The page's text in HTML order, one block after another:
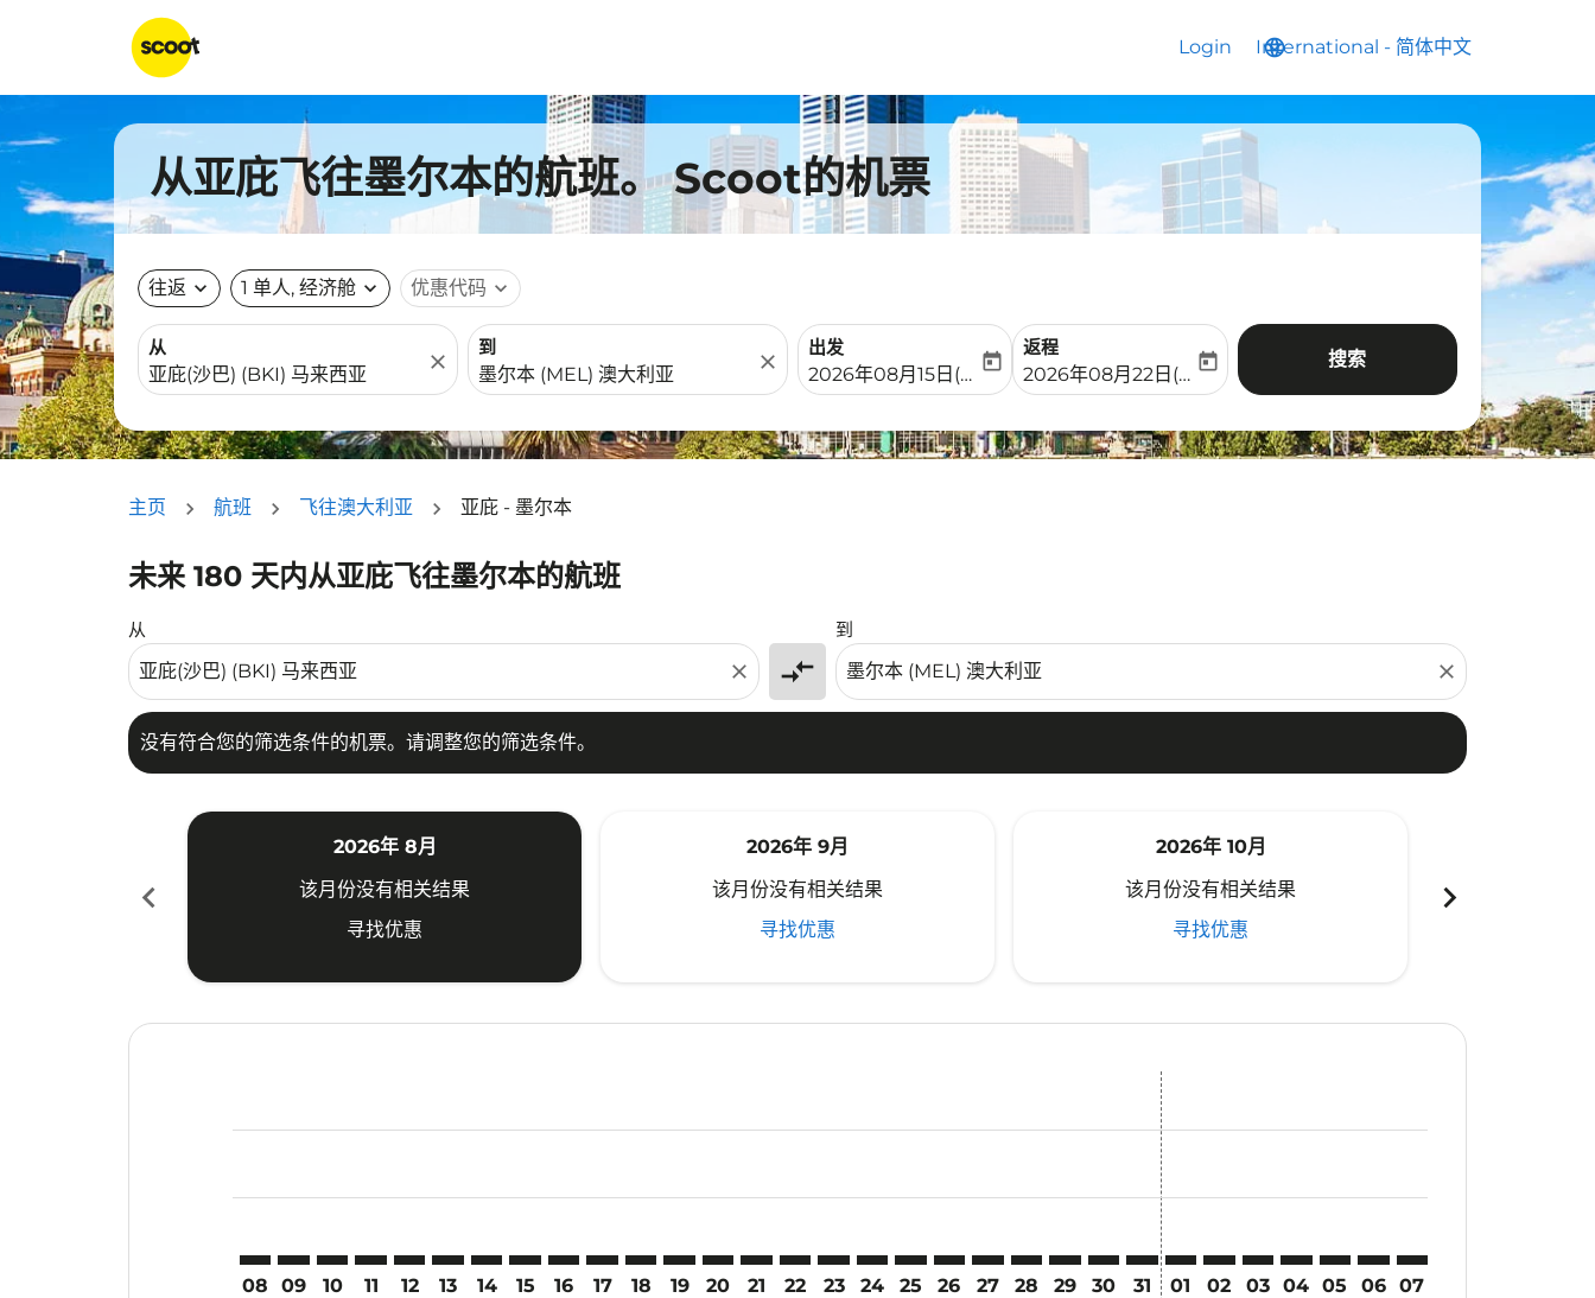
Login language
International - 简体中文
keyboard_arrow_down
从亚庇飞往墨尔本的航班。 Scoot的机票
往返 expand_more 1 单人, 经济舱 expand_more 优惠代码 expand_more
从
close
到
close
出发
fc-booking-departure-date-aria-label
2026年08月15日(周六)
today
返程
fc-booking-return-date-aria-label
2026年08月22日(周六)
today 搜索
主页 航班 飞往澳大利亚 亚庇 - 墨尔本
未来 180 天内从亚庇飞往墨尔本的航班
从
close compare_arrows
到
close
没有符合您的筛选条件的机票。请调整您的筛选条件。
没有符合您的筛选条件的机票。请调整您的筛选条件。
chevron_left
2026年 8月
该月份没有相关结果
寻找优惠
2026年 9月
该月份没有相关结果
寻找优惠
2026年 10月
该月份没有相关结果
寻找优惠
chevron_right
08 09 10 11 12 13 14 15 16 17 18 19 20 21
BKI–MEL: cmp-view-offers-disclaimer. 寻找优惠
22
BKI–MEL: cmp-view-offers-disclaimer. 寻找优惠
23
BKI–MEL: cmp-view-offers-disclaimer. 寻找优惠
24
BKI–MEL: cmp-view-offers-disclaimer. 寻找优惠
25
BKI–MEL: cmp-view-offers-disclaimer. 寻找优惠
26
BKI–MEL: cmp-view-offers-disclaimer. 寻找优惠
27
BKI–MEL: cmp-view-offers-disclaimer. 寻找优惠
28
BKI–MEL: cmp-view-offers-disclaimer. 寻找优惠
29
BKI–MEL: cmp-view-offers-disclaimer. 寻找优惠
30
BKI–MEL: cmp-view-offers-disclaimer. 寻找优惠
31 01 02 03 04 05 06 07